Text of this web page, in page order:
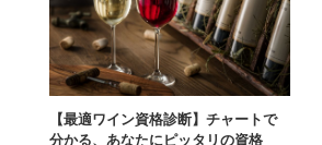
【最適ワイン資格診断】チャートで
分かる、あなたにピッタリの資格